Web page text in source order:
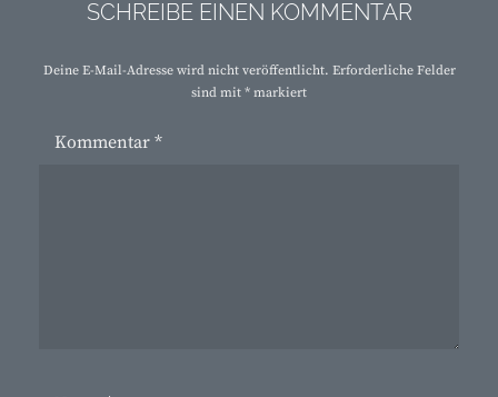
SCHREIBE EINEN KOMMENTAR
Deine E-Mail-Adresse wird nicht veröffentlicht. Erforderliche Felder
sind mit * markiert
Kommentar *